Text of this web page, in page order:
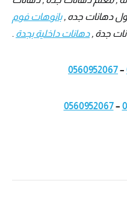
دهانات جده ,بانوهات فوم
جدة ,دهانات داخلية بجدة .
–
0560952067
–
0560952067